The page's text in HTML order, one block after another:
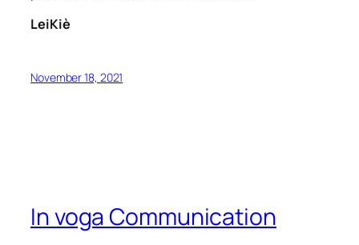
LeiKiè
November 18, 2021
In voga Communication